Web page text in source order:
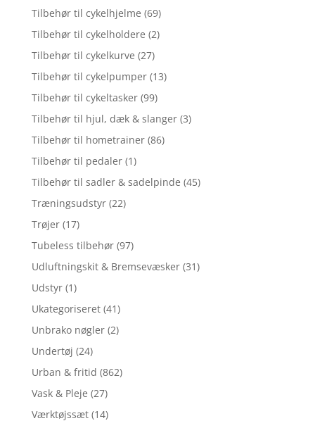
Tilbehør til cykelhjelme (69)
Tilbehør til cykelholdere (2)
Tilbehør til cykelkurve (27)
Tilbehør til cykelpumper (13)
Tilbehør til cykeltasker (99)
Tilbehør til hjul, dæk & slanger (3)
Tilbehør til hometrainer (86)
Tilbehør til pedaler (1)
Tilbehør til sadler & sadelpinde (45)
Træningsudstyr (22)
Trøjer (17)
Tubeless tilbehør (97)
Udluftningskit & Bremsevæsker (31)
Udstyr (1)
Ukategoriseret (41)
Unbrako nøgler (2)
Undertøj (24)
Urban & fritid (862)
Vask & Pleje (27)
Værktøjssæt (14)